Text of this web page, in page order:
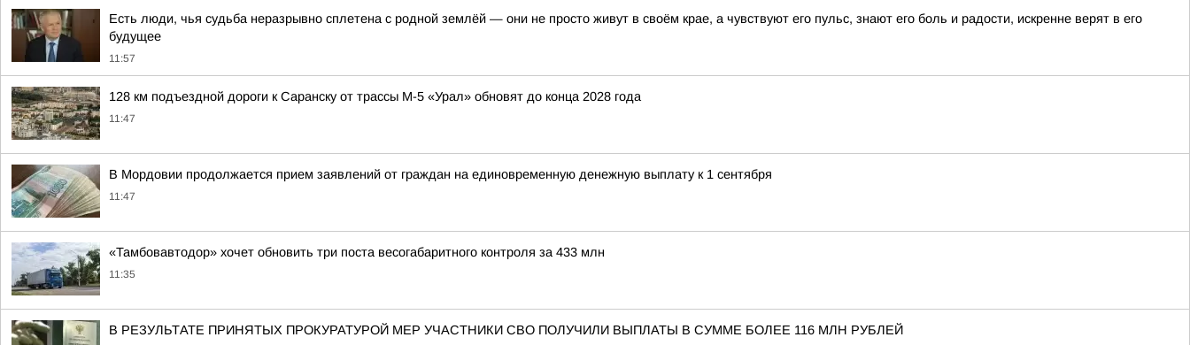
Есть люди, чья судьба неразрывно сплетена с родной землёй — они не просто живут в своём крае, а чувствуют его пульс, знают его боль и радости, искренне верят в его
будущее
11:57
128 км подъездной дороги к Саранску от трассы М-5 «Урал» обновят до конца 2028 года
11:47
В Мордовии продолжается прием заявлений от граждан на единовременную денежную выплату к 1 сентября
11:47
«Тамбовавтодор» хочет обновить три поста весогабаритного контроля за 433 млн
11:35
В РЕЗУЛЬТАТЕ ПРИНЯТЫХ ПРОКУРАТУРОЙ МЕР УЧАСТНИКИ СВО ПОЛУЧИЛИ ВЫПЛАТЫ В СУММЕ БОЛЕЕ 116 МЛН РУБЛЕЙ